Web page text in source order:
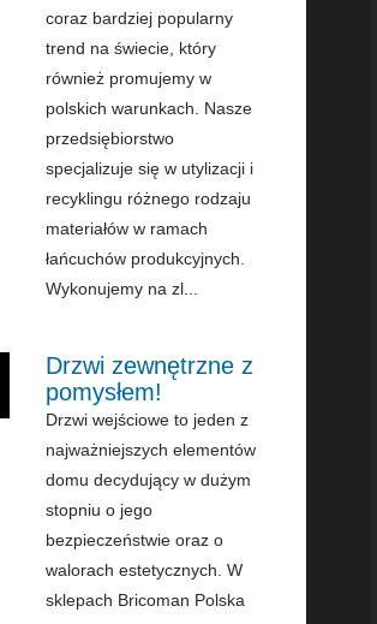
coraz bardziej popularny
trend na świecie, który
również promujemy w
polskich warunkach. Nasze
przedsiębiorstwo
specjalizuje się w utylizacji i
recyklingu różnego rodzaju
materiałów w ramach
łańcuchów produkcyjnych.
Wykonujemy na zl...
Drzwi zewnętrzne z
pomysłem!
Drzwi wejściowe to jeden z
najważniejszych elementów
domu decydujący w dużym
stopniu o jego
bezpieczeństwie oraz o
walorach estetycznych. W
sklepach Bricoman Polska